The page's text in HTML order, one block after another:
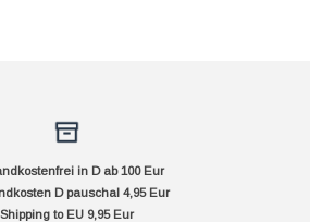
in D ab 100 Eur
D pauschal 4,95 Eur
Shipping to EU 9,95 Eur